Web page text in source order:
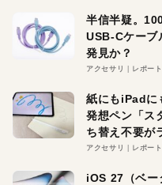
半信半疑。
USB-Cケーブ
発見か？
アクセサリ レポート
紙にもiPadに
発想ペン「ス
ち替え不要が
アクセサリ レポート
iOS 27（ベー